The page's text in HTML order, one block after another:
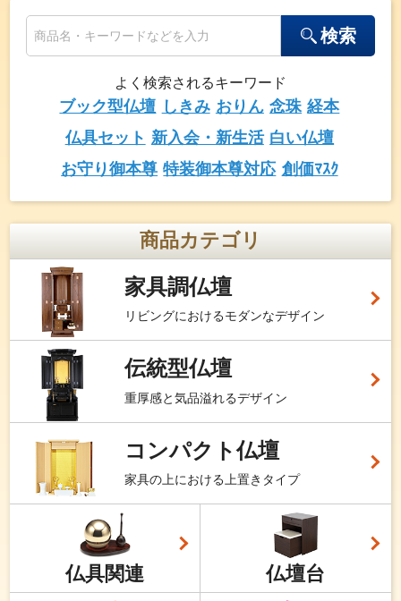
検索
よく検索されるキーワード
ブック型仏壇 しきみ おりん 念珠 経本
仏具セット 新入会・新生活 白い仏壇
お守り御本尊 特装御本尊対応 創価ﾏｽｸ
商品カテゴリ
家具調仏壇
リビングにおけるモダンなデザイン
伝統型仏壇
重厚感と気品溢れるデザイン
コンパクト仏壇
家具の上における上置きタイプ
仏具関連 仏壇台